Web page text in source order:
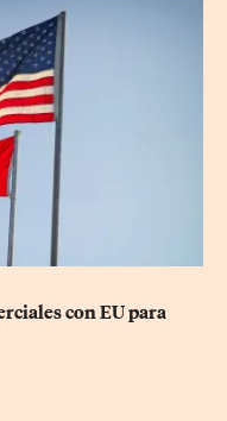
con EU para